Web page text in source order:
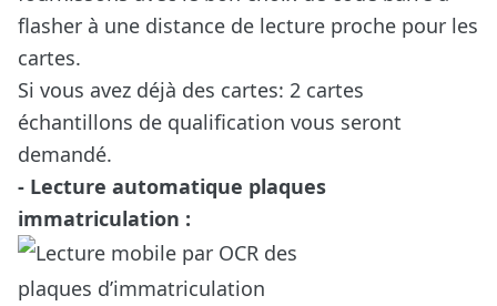
flasher à une distance de lecture proche pour les
cartes.
Si vous avez déjà des cartes: 2 cartes
échantillons de qualification vous seront
demandé.
- Lecture automatique plaques
immatriculation :